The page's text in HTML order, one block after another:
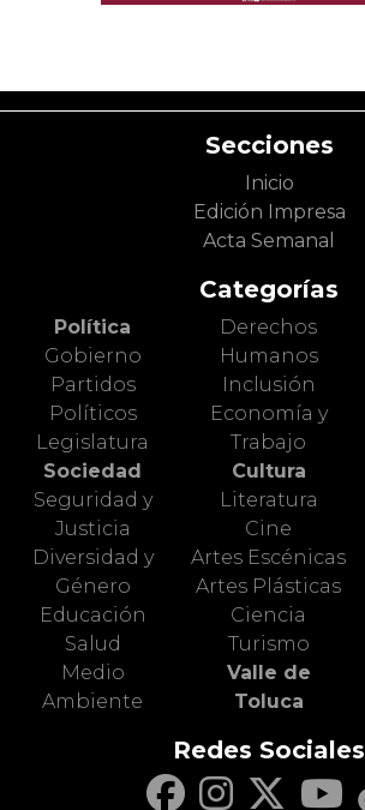
Secciones
Inicio
Edición Impresa
Acta Semanal
Categorías
Política
Gobierno
Partidos
Políticos
Legislatura
Sociedad
Seguridad y
Justicia
Diversidad y
Género
Educación
Salud
Medio
Ambiente
Derechos
Humanos
Inclusión
Economía y
Trabajo
Cultura
Literatura
Cine
Artes Escénicas
Artes Plásticas
Ciencia
Turismo
Valle de
Toluca
Redes Sociales